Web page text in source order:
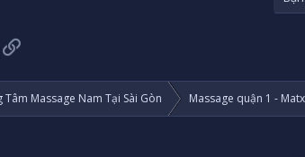
Email
Tâm Massage Nam Tại Sài Gòn Massage quận 1 -